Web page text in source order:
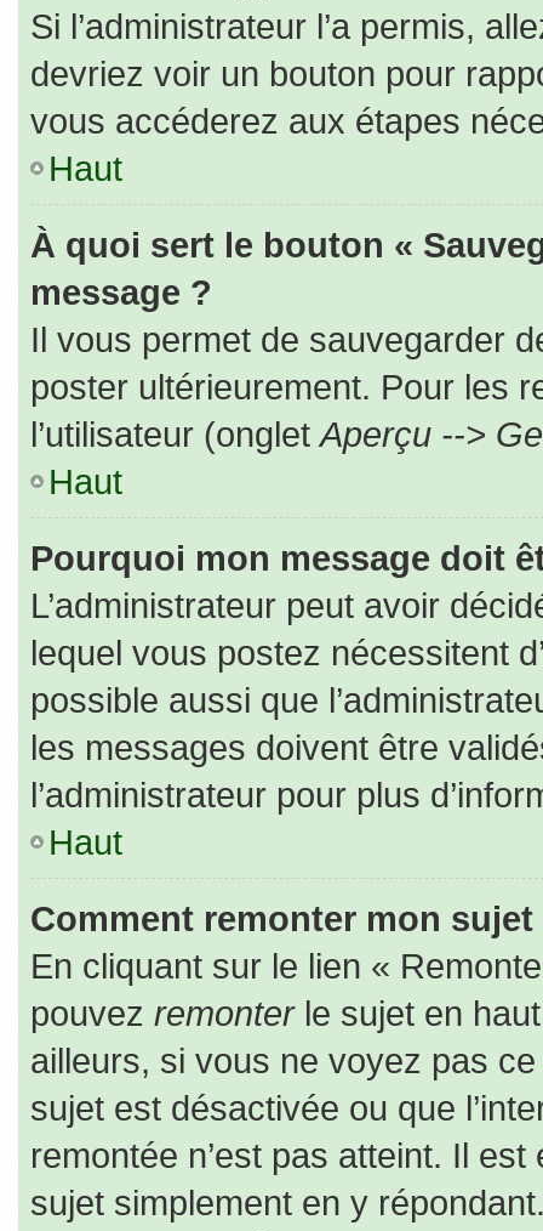
Si l’administrateur l’a permis,
devriez voir un bouton pour
vous accéderez aux étapes
Haut
À quoi sert le bouton «
message ?
Il vous permet de sauvegarder
poster ultérieurement. Pour les
l’utilisateur (ongletAperçu -->
Haut
Pourquoi mon message doit
L’administrateur peut avoir
lequel vous postez nécessitent
possible aussi que
les messages doivent être
l’administrateur pour plus
Haut
Comment remonter mon sujet
En cliquant sur le lien «
pouvez remonterle sujet en
ailleurs, si vous ne voyez pas
sujet est désactivée ou que
remontée n’est pas atteint. Il
sujet simplement en y